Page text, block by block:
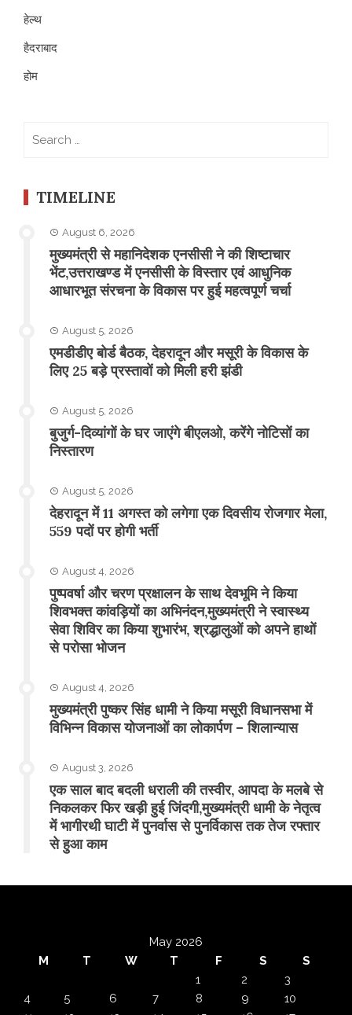
हेल्थ
हैदराबाद
होम
TIMELINE
August 6, 2026
मुख्यमंत्री से महानिदेशक एनसीसी ने की शिष्टाचार
भेंट,उत्तराखण्ड में एनसीसी के विस्तार एवं आधुनिक
आधारभूत संरचना के विकास पर हुई महत्वपूर्ण चर्चा
August 5, 2026
एमडीडीए बोर्ड बैठक, देहरादून और मसूरी के विकास के
लिए 25 बड़े प्रस्तावों को मिली हरी झंडी
August 5, 2026
बुजुर्ग-दिव्यांगों के घर जाएंगे बीएलओ, करेंगे नोटिसों का
निस्तारण
August 5, 2026
​देहरादून में 11 अगस्त को लगेगा एक दिवसीय रोजगार मेला,
559 पदों पर होगी भर्ती
August 4, 2026
पुष्पवर्षा और चरण प्रक्षालन के साथ देवभूमि ने किया
शिवभक्त कांवड़ियों का अभिनंदन,मुख्यमंत्री ने स्वास्थ्य
सेवा शिविर का किया शुभारंभ, श्रद्धालुओं को अपने हाथों
से परोसा भोजन
August 4, 2026
मुख्यमंत्री पुष्कर सिंह धामी ने किया मसूरी विधानसभा में
विभिन्न विकास योजनाओं का लोकार्पण – शिलान्यास
August 3, 2026
एक साल बाद बदली धराली की तस्वीर, आपदा के मलबे से
निकलकर फिर खड़ी हुई जिंदगी,मुख्यमंत्री धामी के नेतृत्व
में भागीरथी घाटी में पुनर्वास से पुनर्विकास तक तेज रफ्तार
से हुआ काम
May 2026
M
T W T F S
S
1
2
3
4
5 6 7 8 9
10